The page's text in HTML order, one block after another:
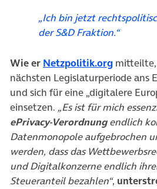
„Ich bin jetzt
der S&D Fraktion.“
Wie er Netzpolitik.org(öffnet in
nächsten Legislaturperiode ans
und sich für eine „digitalere
einsetzen. „Es ist für mich
ePrivacy-Verordnungendlich
Datenmonopole aufgebrochen
werden, dass das
und Digitalkonzerne endlich
Steueranteil bezahlen“,